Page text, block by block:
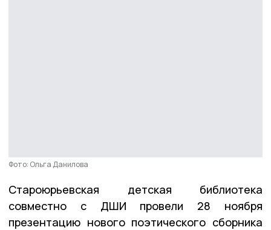
Фото: Ольга Данилова
Староюрьевская детская библиотека
совместно с ДШИ провели 28 ноября
презентацию нового поэтического сборника